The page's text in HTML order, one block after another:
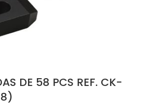
DE 58 PCS REF. CK-